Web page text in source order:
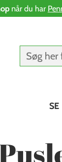
når du har
Søg her